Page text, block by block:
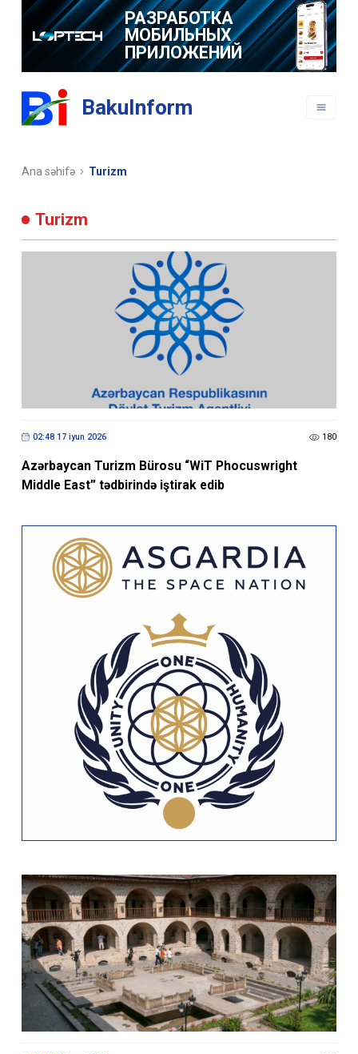
РАЗРАБОТКА
МОБИЛЬНЫХ
ПРИЛОЖЕНИЙ
BakuInform
Ana səhifə Turizm
Turizm
02:48 17 iyun 2026 180
Azərbaycan Turizm Bürosu “WiT Phocuswright
Middle East” tədbirində iştirak edib